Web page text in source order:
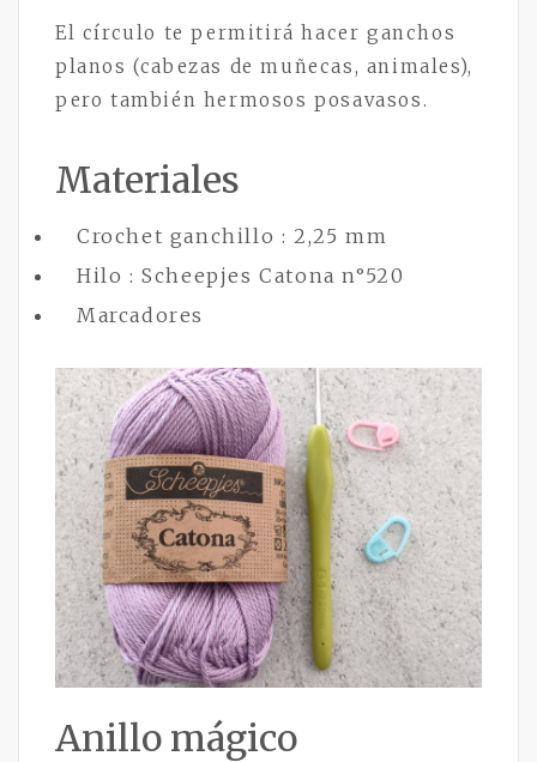
El círculo te permitirá hacer ganchos
planos (cabezas de muñecas, animales),
pero también hermosos posavasos.
Materiales
Crochet ganchillo : 2,25 mm
Hilo : Scheepjes Catona n°520
Marcadores
Anillo mágico